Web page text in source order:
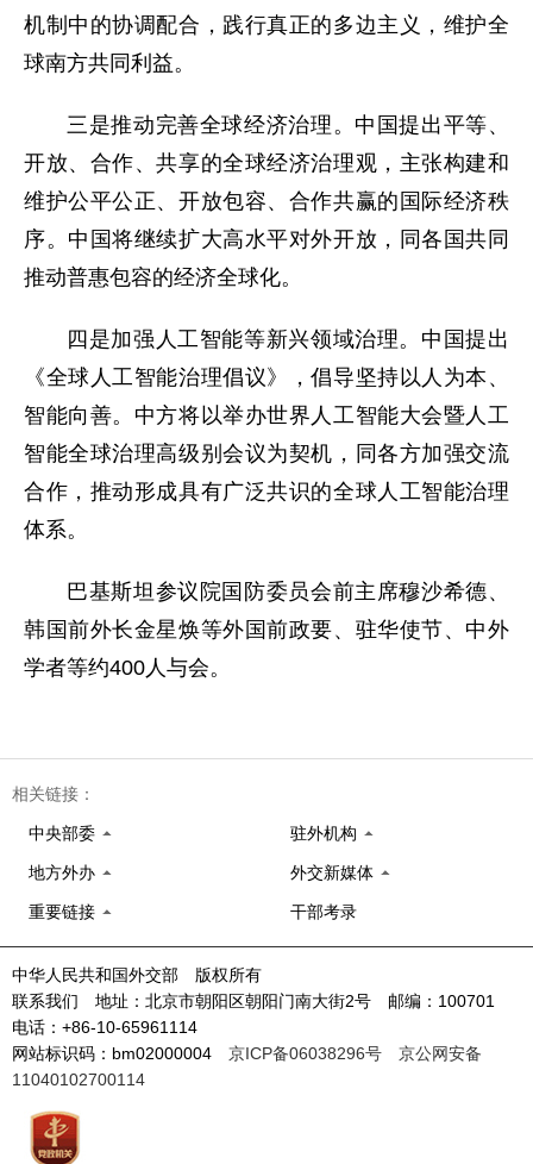
机制中的协调配合，践行真正的多边主义，维护全
球南方共同利益。
三是推动完善全球经济治理。中国提出平等、
开放、合作、共享的全球经济治理观，主张构建和
维护公平公正、开放包容、合作共赢的国际经济秩
序。中国将继续扩大高水平对外开放，同各国共同
推动普惠包容的经济全球化。
四是加强人工智能等新兴领域治理。中国提出
《全球人工智能治理倡议》，倡导坚持以人为本、
智能向善。中方将以举办世界人工智能大会暨人工
智能全球治理高级别会议为契机，同各方加强交流
合作，推动形成具有广泛共识的全球人工智能治理
体系。
巴基斯坦参议院国防委员会前主席穆沙希德、
韩国前外长金星焕等外国前政要、驻华使节、中外
学者等约400人与会。
相关链接：
中央部委 驻外机构
地方外办 外交新媒体
重要链接 干部考录
中华人民共和国外交部 版权所有
联系我们 地址：北京市朝阳区朝阳门南大街2号 邮编：100701
电话：+86-10-65961114
网站标识码：bm02000004 京ICP备06038296号
京公网安备
11040102700114